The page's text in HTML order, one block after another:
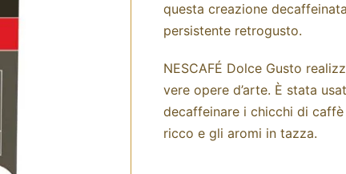
questa creazione
persistente retrogusto.
NESCAFÉ Dolce Gusto
vere opere d’arte. È stata
decaffeinare i chicchi di
ricco e gli aromi in tazza.